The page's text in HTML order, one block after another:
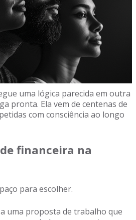
uma lógica parecida em outra
pronta. Ela vem de centenas de
com consciência ao longo
financeira na
para escolher.
uma proposta de trabalho que